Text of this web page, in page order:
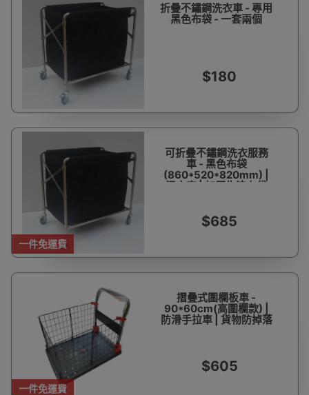
折疊不鏽鋼洗衣車 - 專用
黑色布袋 - 一套兩個
$180
一件免運費
可折疊不鏽鋼洗衣服務
車 - 黑色布袋
(860*520*820mm) |
污衣車 | 加厚牛津布袋
$685
一件免運費
摺曡式圍欄板車 -
90*60cm(高圍欄款) |
防滑手拉車 | 貨物防掉落
$605